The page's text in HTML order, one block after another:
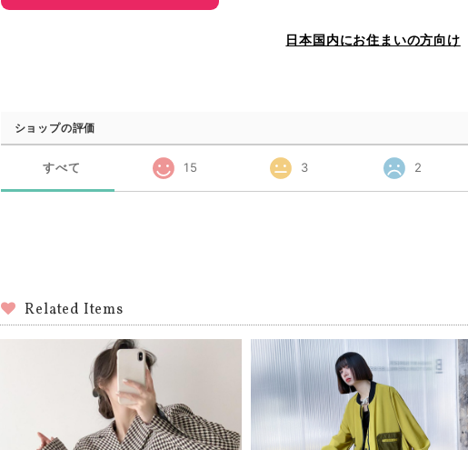
日本国内にお住まいの方向け
ショップの評価
すべて 15 3 2
Related Items